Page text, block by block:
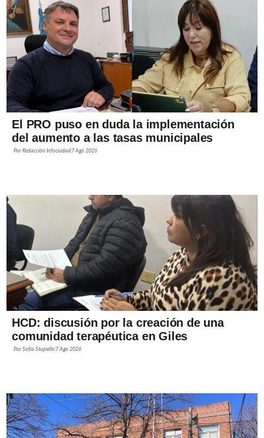
El PRO puso en duda la implementación
del aumento a las tasas municipales
PorRedacción Infociudad 7 Ago 2026
HCD: discusión por la creación de una
comunidad terapéutica en Giles
PorSofía Stupiello 7 Ago 2026